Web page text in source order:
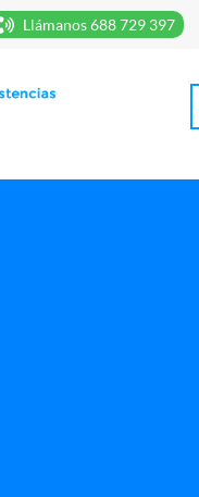
Llámanos 688 729 397